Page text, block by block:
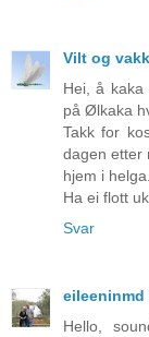
Vilt og
Hei, å kaka
på Ølkaka
Takk for
dagen etter
hjem i helga.
Ha ei flott
Svar
eileeninmd
Hello,